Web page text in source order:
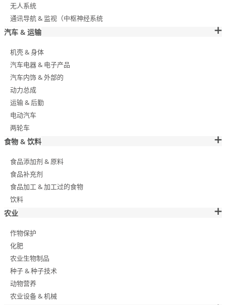
无人系统
通讯导航 & 监视（中枢神经系统
汽车 & 运输
机壳 & 身体
汽车电器 & 电子产品
汽车内饰 & 外部的
动力总成
运输 & 后勤
电动汽车
两轮车
食物 & 饮料
食品添加剂 & 原料
食品补充剂
食品加工 & 加工过的食物
饮料
农业
作物保护
化肥
农业生物制品
种子 & 种子技术
动物营养
农业设备 & 机械